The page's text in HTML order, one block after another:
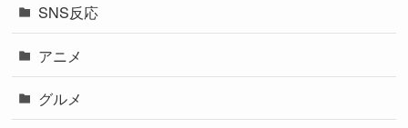
SNS反応
アニメ
グルメ